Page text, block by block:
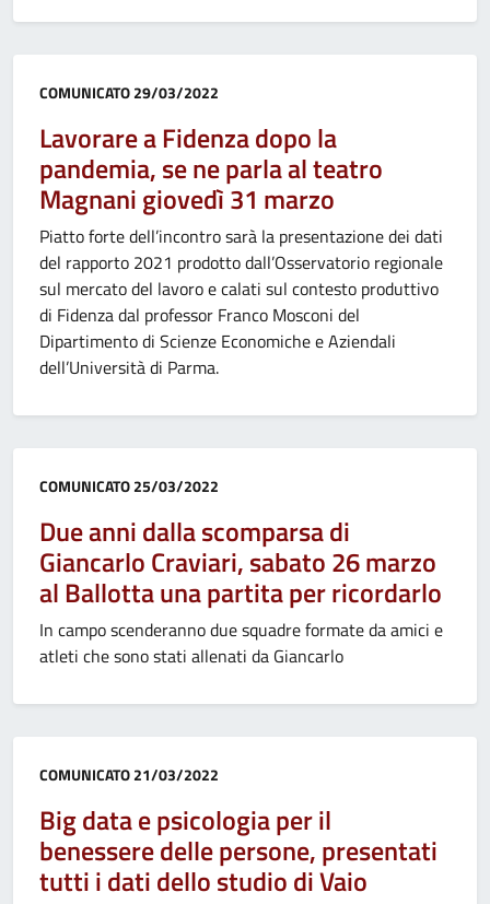
Categoria:
COMUNICATO29/03/2022
Lavorare a Fidenza dopo la
pandemia, se ne parla al teatro
Magnani giovedì 31 marzo
Piatto forte dell’incontro sarà la presentazione dei dati
del rapporto 2021 prodotto dall’Osservatorio regionale
sul mercato del lavoro e calati sul contesto produttivo
di Fidenza dal professor Franco Mosconi del
Dipartimento di Scienze Economiche e Aziendali
dell’Università di Parma.
Categoria:
COMUNICATO25/03/2022
Due anni dalla scomparsa di
Giancarlo Craviari, sabato 26 marzo
al Ballotta una partita per ricordarlo
In campo scenderanno due squadre formate da amici e
atleti che sono stati allenati da Giancarlo
Categoria:
COMUNICATO21/03/2022
Big data e psicologia per il
benessere delle persone, presentati
tutti i dati dello studio di Vaio